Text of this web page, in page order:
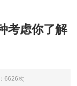
考虑你了解
6626次